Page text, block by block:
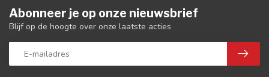
Abonneer je op onze nieuwsbrief
Blijf op de hoogte over onze laatste acties